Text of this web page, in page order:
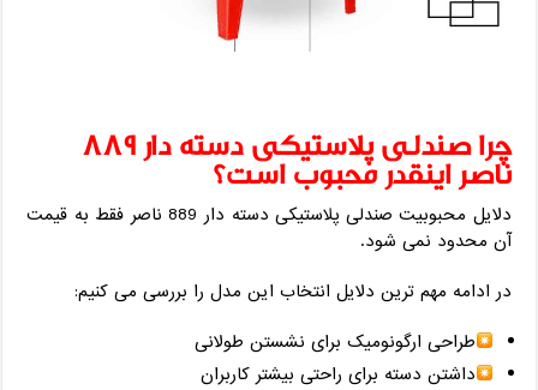
چرا صندلی پلاستیکی دسته دار 889
ناصر اینقدر محبوب است؟
دلایل محبوبیت صندلی پلاستیکی دسته دار 889 ناصر فقط به قیمت
آن محدود نمی ‌شود.
در ادامه مهم‌ ترین دلایل انتخاب این مدل را بررسی می‌ کنیم:
طراحی ارگونومیک برای نشستن طولانی
داشتن دسته برای راحتی بیشتر کاربران